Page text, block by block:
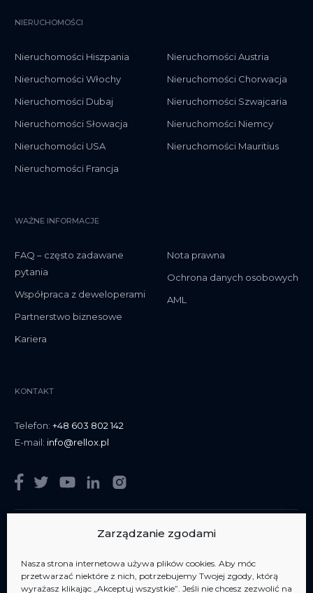
Zarządzanie zgodami
Nasza strona internetowa używa plików cookies. Aby móc
przetwarzać niektóre z nich, potrzebujemy Twojej zgody, którą
wyrażasz klikając „Akceptuj wszystkie”. Jeśli nie chcesz zezwolić na
NIERUCHOMOŚCI
Nieruchomości Hiszpania
Nieruchomości Włochy
Nieruchomości Dubaj
Nieruchomości Słowacja
Nieruchomości USA
Nieruchomości Francja
Nieruchomości Austria
Nieruchomości Chorwacja
Nieruchomości Szwajcaria
Nieruchomości Niemcy
Nieruchomości Mauritius
WAŻNE INFORMACJE
FAQ – często zadawane
pytania
Współpraca z deweloperami
Partnerstwo biznesowe
Kariera
Nota prawna
Ochrona danych osobowych
AML
KONTAKT
Telefon: +48 603 802 142
E-mail: info@rellox.pl
Jesteśmy członkiemAIPP Jesteśmy członkiemAIPP